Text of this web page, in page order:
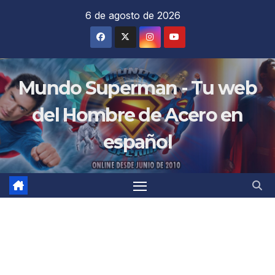
6 de agosto de 2026
Mundo Superman - Tu web
del Hombre de Acero en
español